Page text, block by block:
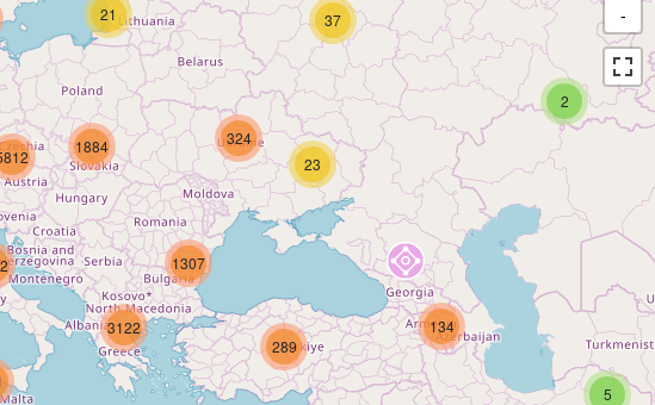
2
5
134
23
37
324
289
1307
3122
21
1884
-